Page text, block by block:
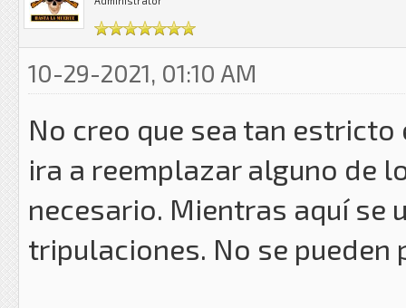
10-29-2021, 01:10 AM
No creo que sea tan
ira a reemplazar alguno de
necesario. Mientras aquí se
tripulaciones. No se